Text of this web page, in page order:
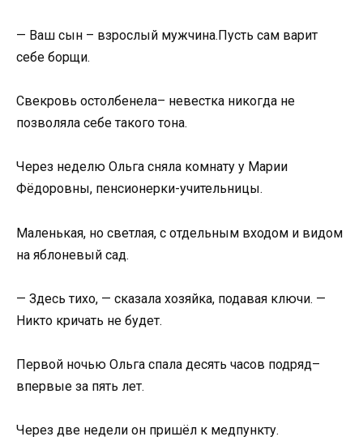
— Ваш сын – взрослый мужчина.Пусть сам варит
себе борщи.
Свекровь остолбенела– невестка никогда не
позволяла себе такого тона.
Через неделю Ольга сняла комнату у Марии
Фёдоровны, пенсионерки-учительницы.
Маленькая, но светлая, с отдельным входом и видом
на яблоневый сад.
— Здесь тихо, — сказала хозяйка, подавая ключи. —
Никто кричать не будет.
Первой ночью Ольга спала десять часов подряд–
впервые за пять лет.
Через две недели он пришёл к медпункту.